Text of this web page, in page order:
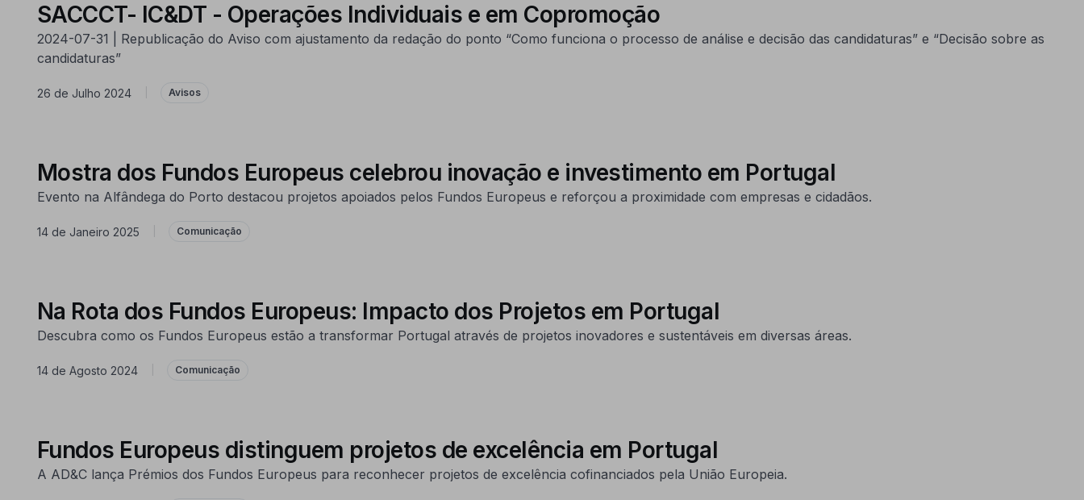
SACCCT- IC&DT - Operações Individuais e em Copromoção
2024-07-31 | Republicação do Aviso com ajustamento da redação do ponto “Como funciona o processo de análise e decisão das candidaturas” e “Decisão sobre as
candidaturas”
26 de Julho 2024 Avisos
Mostra dos Fundos Europeus celebrou inovação e investimento em Portugal
Evento na Alfândega do Porto destacou projetos apoiados pelos Fundos Europeus e reforçou a proximidade com empresas e cidadãos.
14 de Janeiro 2025 Comunicação
Na Rota dos Fundos Europeus: Impacto dos Projetos em Portugal
Descubra como os Fundos Europeus estão a transformar Portugal através de projetos inovadores e sustentáveis em diversas áreas.
14 de Agosto 2024 Comunicação
Fundos Europeus distinguem projetos de excelência em Portugal
A AD&C lança Prémios dos Fundos Europeus para reconhecer projetos de excelência cofinanciados pela União Europeia.